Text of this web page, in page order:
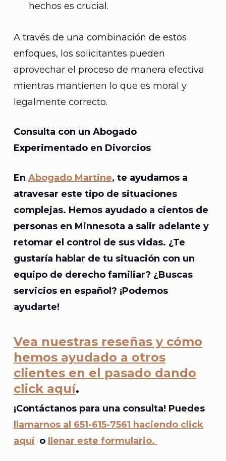
hechos es crucial.
A través de una combinación de estos
enfoques, los solicitantes pueden
aprovechar el proceso de manera efectiva
mientras mantienen lo que es moral y
legalmente correcto.
Consulta con un Abogado
Experimentado en Divorcios
En Abogado Martine, te ayudamos a
atravesar este tipo de situaciones
complejas. Hemos ayudado a cientos de
personas en Minnesota a salir adelante y
retomar el control de sus vidas. ¿Te
gustaría hablar de tu situación con un
equipo de derecho familiar? ¿Buscas
servicios en español? ¡Podemos
ayudarte!
Vea nuestras reseñas y cómo
hemos ayudado a otros
clientes en el pasado dando
click aquí.
¡Contáctanos para una consulta! Puedes
llamarnos al 651-615-7561 haciendo click
aquío llenar este formulario.